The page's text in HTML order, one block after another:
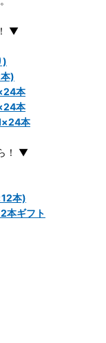
▼
)
)
本
本
本
！ ▼
本)
本ギフト